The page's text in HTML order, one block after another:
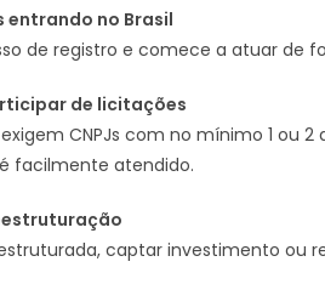
no Brasil
de registro e comece a atuar de
de licitações
CNPJs com no mínimo 1 ou
facilmente atendido.
captar investimento ou